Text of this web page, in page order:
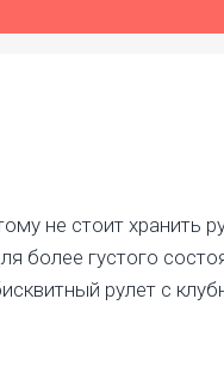
не стоит хранить
более густого
рулет с